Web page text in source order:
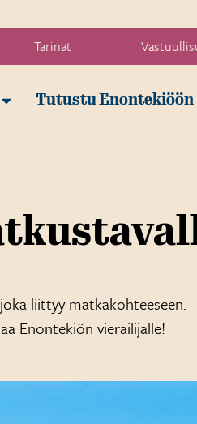
Tarinat
Tutustu Enontekiöön
liittyy matkakohteeseen.
Enontekiön vierailijalle!